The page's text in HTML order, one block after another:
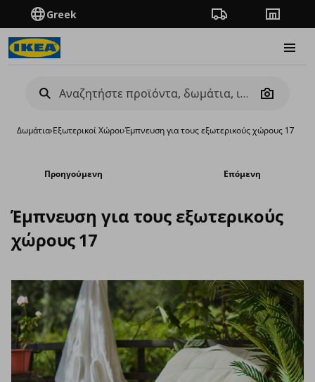
Greek Πορεία παραγγελίας
Camera
Δωμάτια›Εξωτερικοί Χώροι›Έμπνευση για τους εξωτερικούς χώρους 17
Προηγούμενη Επόμενη
Έμπνευση για τους εξωτερικούς
χώρους 17